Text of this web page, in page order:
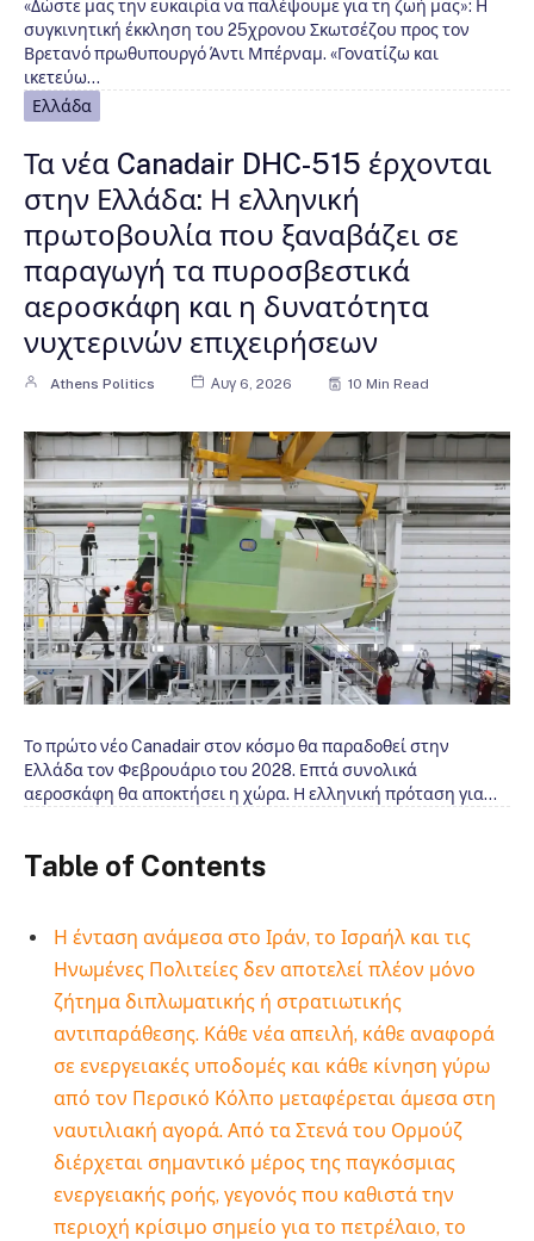
«Δώστε μας την ευκαιρία να παλέψουμε για τη ζωή μας»: Η
συγκινητική έκκληση του 25χρονου Σκωτσέζου προς τον
Βρετανό πρωθυπουργό Άντι Μπέρναμ. «Γονατίζω και
ικετεύω…
Ελλάδα
Τα νέα Canadair DHC-515 έρχονται
στην Ελλάδα: Η ελληνική
πρωτοβουλία που ξαναβάζει σε
παραγωγή τα πυροσβεστικά
αεροσκάφη και η δυνατότητα
νυχτερινών επιχειρήσεων
Athens Politics Αυγ 6, 2026 10 Min Read
Το πρώτο νέο Canadair στον κόσμο θα παραδοθεί στην
Ελλάδα τον Φεβρουάριο του 2028. Επτά συνολικά
αεροσκάφη θα αποκτήσει η χώρα. Η ελληνική πρόταση για…
Table of Contents
Η ένταση ανάμεσα στο Ιράν, το Ισραήλ και τις
Ηνωμένες Πολιτείες δεν αποτελεί πλέον μόνο
ζήτημα διπλωματικής ή στρατιωτικής
αντιπαράθεσης. Κάθε νέα απειλή, κάθε αναφορά
σε ενεργειακές υποδομές και κάθε κίνηση γύρω
από τον Περσικό Κόλπο μεταφέρεται άμεσα στη
ναυτιλιακή αγορά. Από τα Στενά του Ορμούζ
διέρχεται σημαντικό μέρος της παγκόσμιας
ενεργειακής ροής, γεγονός που καθιστά την
περιοχή κρίσιμο σημείο για το πετρέλαιο, το